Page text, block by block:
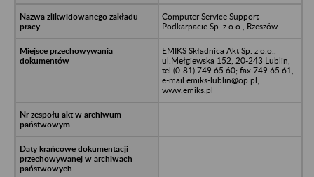
Computer Service Support
Podkarpacie Sp. z o.o., Rzeszów
EMIKS Składnica Akt Sp. z o.o.,
ul.Mełgiewska 152, 20-243 Lublin,
tel.(0-81) 749 65 60; fax 749 65 61,
e-mail:emiks-lublin@op.pl;
www.emiks.pl